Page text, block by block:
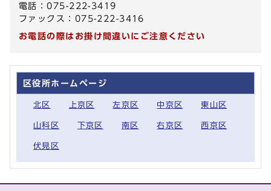
電話：075-222-3419
ファックス：075-222-3416
お電話の際はお掛け間違いにご注意ください
区役所ホームページ
北区 上京区 左京区 中京区 東山区
山科区 下京区 南区 右京区 西京区
伏見区